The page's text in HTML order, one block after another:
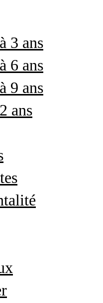
3 ans
6 ans
9 ans
ans